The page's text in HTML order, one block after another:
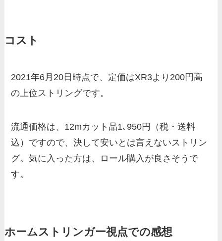
コスト
2021年6月20日時点で、定価はXR3より200円高
の上位ストリングです。
流通価格は、12mカット品1､950円（税・送料
込）ですので、決して安いとは言えないストリン
グ。気に入った方は、ロール購入が良さそうで
す。
ホームストリンガー視点での感想